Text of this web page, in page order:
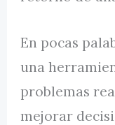
En pocas
una
problemas
mejorar